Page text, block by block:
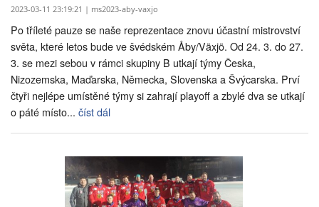
2023-03-11 23:19:21 | ms2023-aby-vaxjo
Po tříleté pauze se naše reprezentace znovu účastní mistrovství
světa, které letos bude ve švédském Åby/Växjö. Od 24. 3. do 27.
3. se mezi sebou v rámci skupiny B utkají týmy Česka,
Nizozemska, Maďarska, Německa, Slovenska a Švýcarska. Prví
čtyři nejlépe umístěné týmy si zahrají playoff a zbylé dva se utkají
o páté místo... číst dál